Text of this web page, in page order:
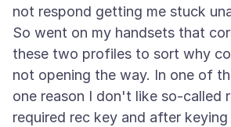
not respond getting me stuck
So went on my handsets that
these two profiles to sort why
not opening the way. In one of
one reason I don't like so-called
required rec key and after